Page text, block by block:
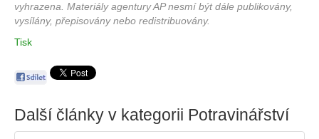
vyhrazena. Materiály agentury AP nesmí být dále publikovány,
vysílány, přepisovány nebo redistribuovány.
Tisk
Další články v kategorii Potravinářství